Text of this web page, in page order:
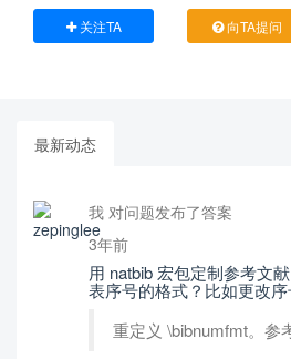
关注TA 向TA提问
最新动态
我 对问题发布了答案
3年前
用 natbib 宏包定制参考文
表序号的格式？比如更改序
重定义 \bibnumfmt。参